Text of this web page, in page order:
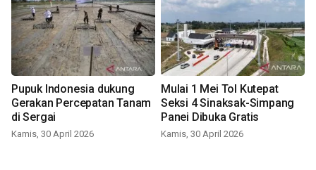
Pupuk Indonesia dukung
Gerakan Percepatan Tanam
di Sergai
Kamis, 30 April 2026
Mulai 1 Mei Tol Kutepat
Seksi 4 Sinaksak-Simpang
Panei Dibuka Gratis
Kamis, 30 April 2026